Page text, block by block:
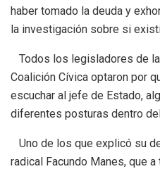
haber tomado la deuda y
la investigación sobre si
Todos los legisladores de
Coalición Cívica optaron por
escuchar al jefe de Estado,
diferentes posturas dentro
Uno de los que explicó su
radical Facundo Manes, que